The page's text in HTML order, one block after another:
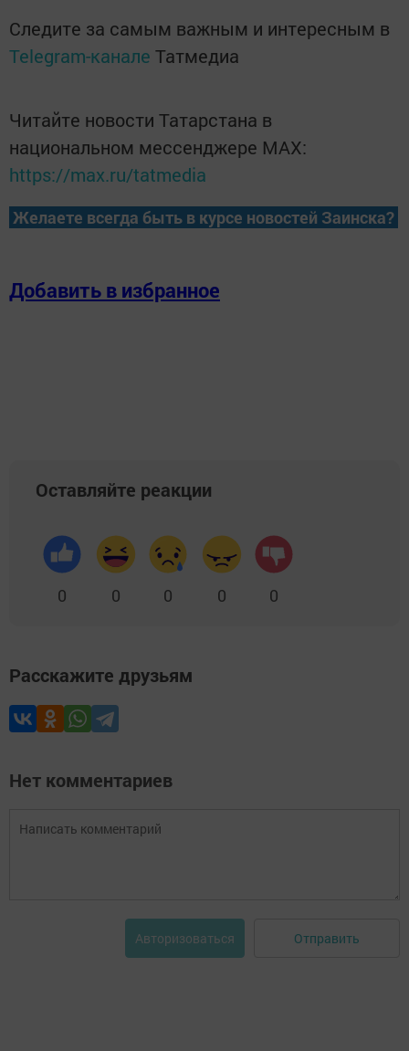
Следите за самым важным и интересным в
Telegram-канале Татмедиа
Читайте новости Татарстана в
национальном мессенджере MАХ:
https://max.ru/tatmedia
Желаете всегда быть в курсе новостей Заинска?
Добавить в избранное
Оставляйте реакции
0 0 0 0 0
Расскажите друзьям
Нет комментариев
Авторизоваться Отправить